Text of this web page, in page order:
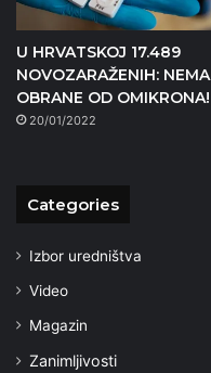
U HRVATSKOJ 17.489
NOVOZARAŽENIH: NEMA
OBRANE OD OMIKRONA!
20/01/2022
Categories
Izbor uredništva
Video
Magazin
Zanimljivosti